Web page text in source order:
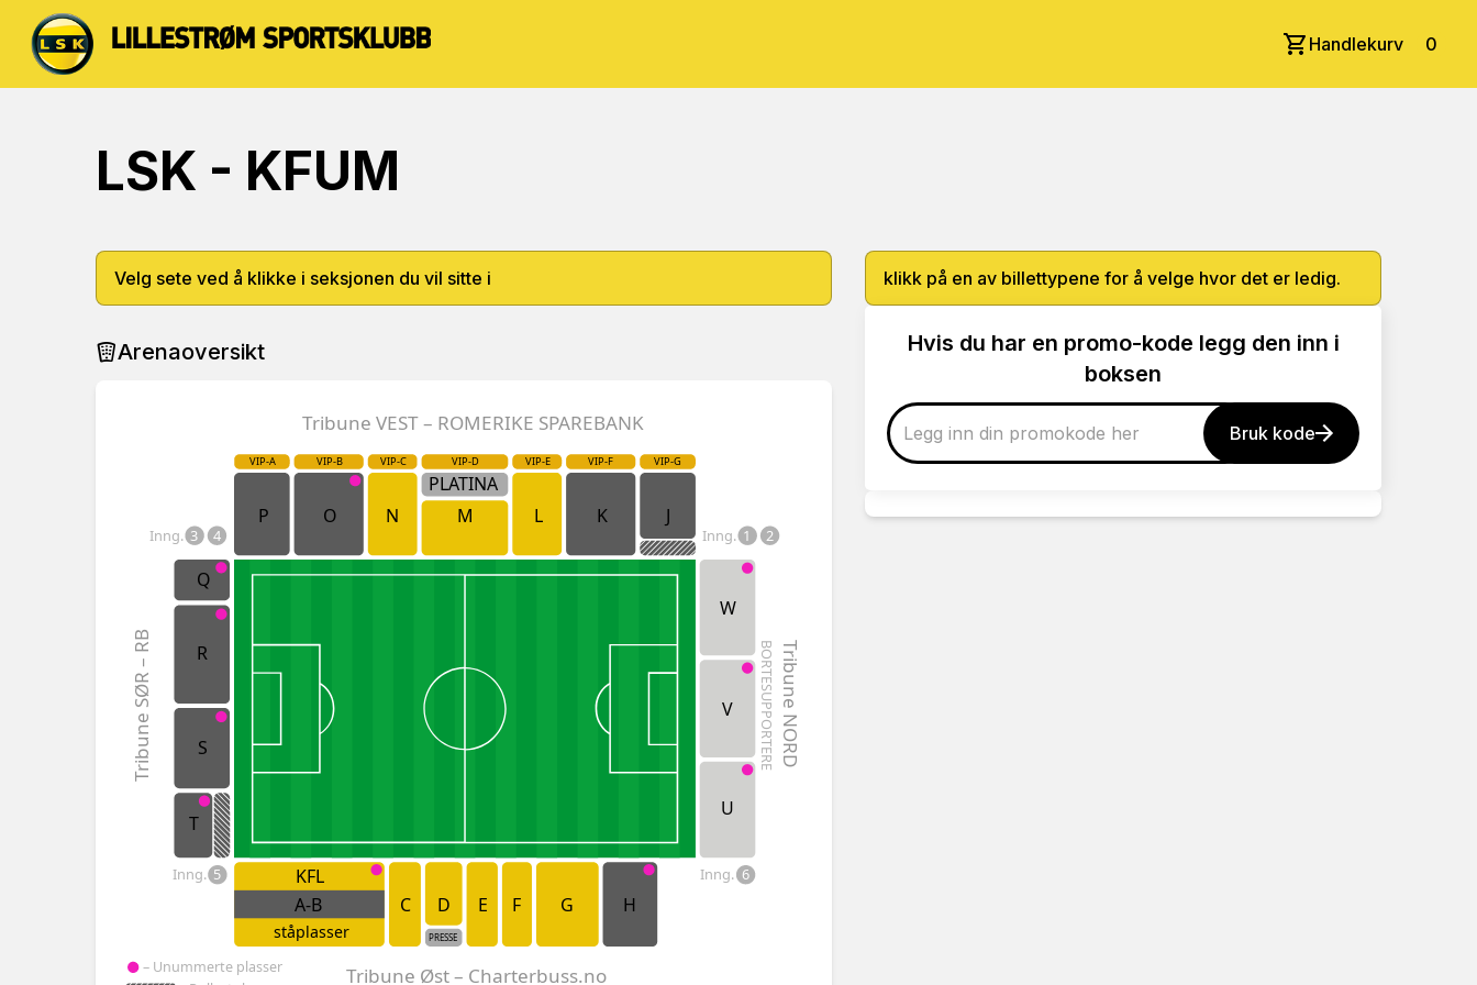
Handlekurv 0
LSK - KFUM
Velg sete ved å klikke i seksjonen du vil sitte i
Arenaoversikt
PLATINA
J
K
L
M
N
O
P
U
V
W
T
S
R
H
G
F
E
D
C
A-B
PRESSE
VIP-A VIP-B VIP-C VIP-D VIP-E VIP-F VIP-G
Q
Tribune VEST – ROMERIKE SPAREBANK
Tribune Øst – Charterbuss.no
Tribune SØR – RB Tribune NORD
BORTESUPPORTERE
Inng. 1 2
Inng. 3 4
Inng. 5 Inng. 6
KFL
ståplasser
– Unummerte plasser
klikk på en av billettypene for å velge hvor det er ledig.
Hvis du har en promo-kode legg den inn i
boksen
Bruk kode